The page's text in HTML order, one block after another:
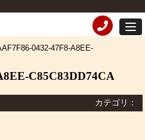
0432-47F8-A8EE-
C85C83DD74CA
カテゴリ：